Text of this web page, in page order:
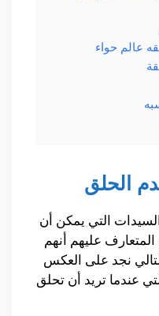
عالم حواء
الحلق
التي يمكن أن
عليهم أنهم
نجد على العكس
عندما تريد أن تحلق